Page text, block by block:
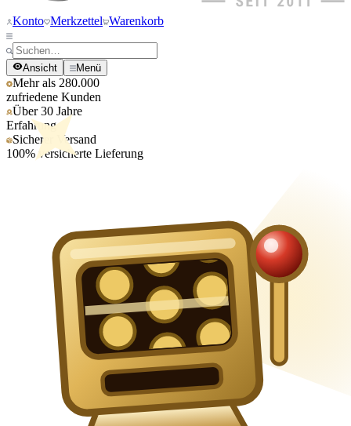
Konto Merkzettel Warenkorb
Ansicht Menü
Mehr als 280.000
zufriedene Kunden
Über 30 Jahre
Erfahrung
Sicherer Versand
100% versicherte Lieferung